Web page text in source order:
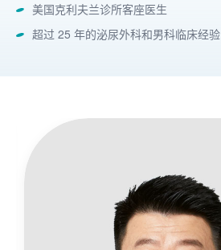
美国克利夫兰诊所客座医生
超过 25 年的泌尿外科和男科临床经验